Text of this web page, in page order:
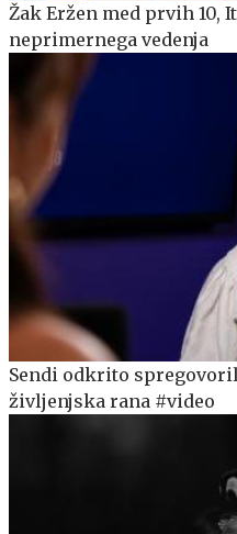
Žak Eržen med prvih 10,
neprimernega vedenja
Sendi odkrito
življenjska rana #video